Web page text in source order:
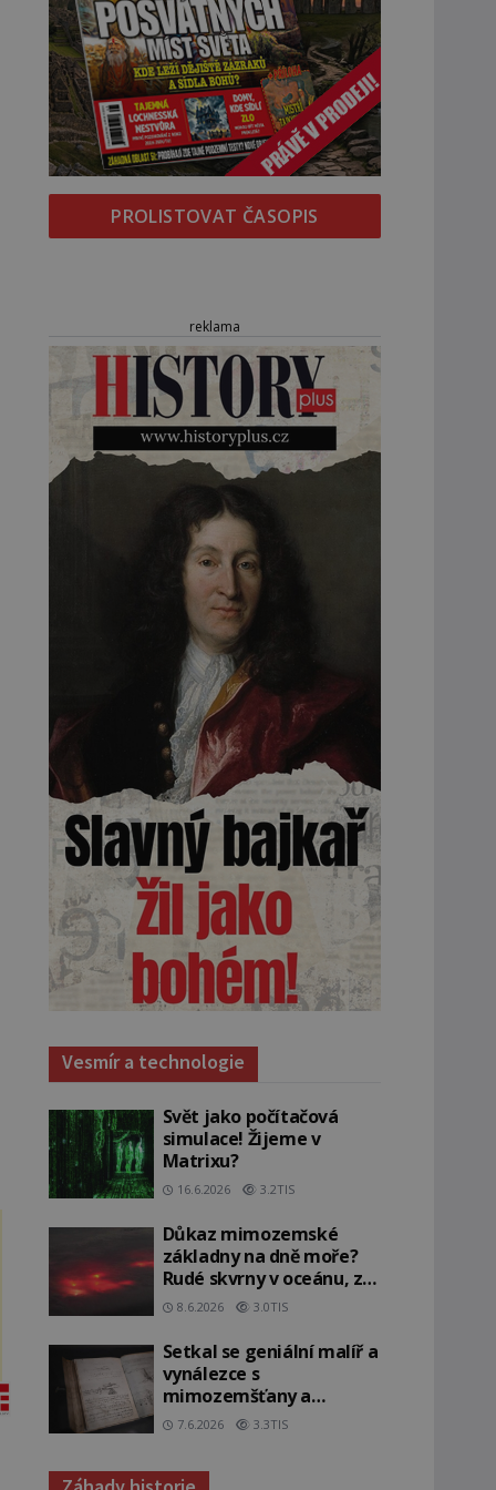
PROLISTOVAT ČASOPIS
reklama
Vesmír a technologie
Svět jako počítačová
simulace! Žijeme v
Matrixu?
16.6.2026 3.2TIS
Důkaz mimozemské
základny na dně moře?
Rudé skvrny v oceánu, ze
kterých srší blesky!
8.6.2026 3.0TIS
Setkal se geniální malíř a
vynálezce s
mimozemšťany a
vstoupil do jiné dimenze?
7.6.2026 3.3TIS